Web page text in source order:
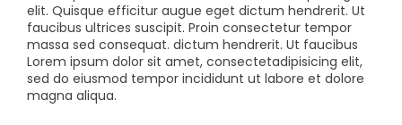
elit. Quisque efficitur augue eget dictum hendrerit. Ut
faucibus ultrices suscipit. Proin consectetur tempor
massa sed consequat. dictum hendrerit. Ut faucibus
Lorem ipsum dolor sit amet, consectetadipisicing elit,
sed do eiusmod tempor incididunt ut labore et dolore
magna aliqua.